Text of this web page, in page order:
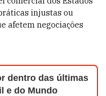
injustas ou
afetem negociações
dentro das últimas
e do Mundo